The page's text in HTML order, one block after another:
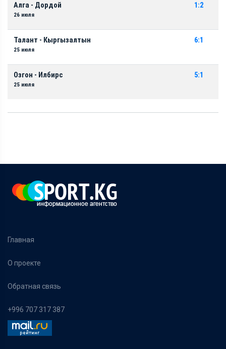
Алга - Дордой
26 июля
1:2
Талант - Кыргызалтын
25 июля
6:1
Озгон - Илбирс
25 июля
5:1
Главная
О проекте
Обратная связь
+996 707 317 387